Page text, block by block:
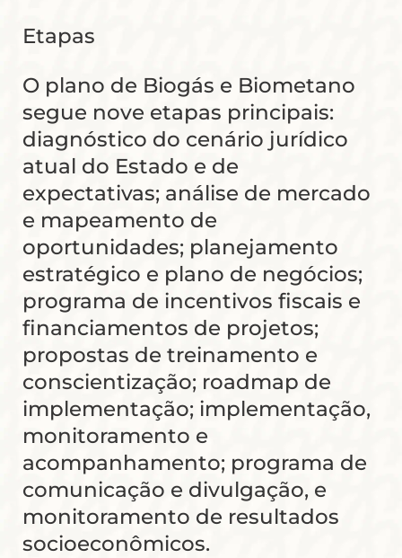
Etapas
O plano de Biogás e Biometano
segue nove etapas principais:
diagnóstico do cenário jurídico
atual do Estado e de
expectativas; análise de mercado
e mapeamento de
oportunidades; planejamento
estratégico e plano de negócios;
programa de incentivos fiscais e
financiamentos de projetos;
propostas de treinamento e
conscientização; roadmap de
implementação; implementação,
monitoramento e
acompanhamento; programa de
comunicação e divulgação, e
monitoramento de resultados
socioeconômicos.